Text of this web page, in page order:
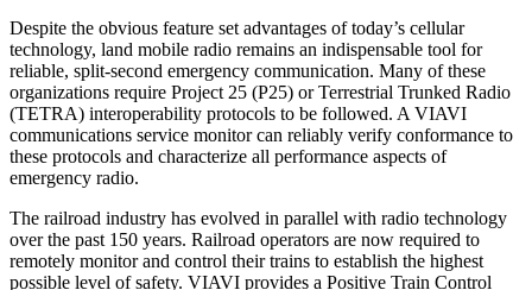
Despite the obvious feature set advantages of today’s cellular
technology, land mobile radio remains an indispensable tool for
reliable, split-second emergency communication. Many of these
organizations require Project 25 (P25) or Terrestrial Trunked Radio
(TETRA) interoperability protocols to be followed. A VIAVI
communications service monitor can reliably verify conformance to
these protocols and characterize all performance aspects of
emergency radio.
The railroad industry has evolved in parallel with radio technology
over the past 150 years. Railroad operators are now required to
remotely monitor and control their trains to establish the highest
possible level of safety. VIAVI provides a Positive Train Control